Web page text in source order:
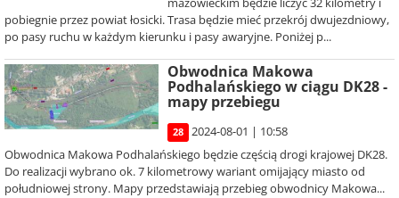
pobiegnie przez powiat łosicki. Trasa będzie mieć przekrój dwujezdniowy,
po pasy ruchu w każdym kierunku i pasy awaryjne. Poniżej p...
Obwodnica Makowa
Podhalańskiego w ciągu DK28 -
mapy przebiegu
28
2024-08-01 | 10:58
Obwodnica Makowa Podhalańskiego będzie częścią drogi krajowej DK28.
Do realizacji wybrano ok. 7 kilometrowy wariant omijający miasto od
południowej strony. Mapy przedstawiają przebieg obwodnicy Makowa...